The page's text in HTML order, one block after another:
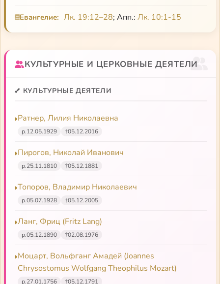
Лилия Ратнер. Библейское богословие красоты в
трудах Оливье Клемана
Душеполезные чтения о Пасхе (радиостанция
Душеполезные поучения
Старец-утешитель
Молитвенное правило
Евангелие: Лк. 19:12–28; Апп.: Лк. 10:1-15
КУЛЬТУРНЫЕ И ЦЕРКОВНЫЕ ДЕЯТЕЛИ
КУЛЬТУРНЫЕ ДЕЯТЕЛИ
Ратнер, Лилия Николаевна
р.12.05.1929 †05.12.2016
Пирогов, Николай Иванович
р.25.11.1810 †05.12.1881
Топоров, Владимир Николаевич
р.05.07.1928 †05.12.2005
Ланг, Фриц (Fritz Lang)
р.05.12.1890 †02.08.1976
Моцарт, Вольфганг Амадей (Joannes
Chrysostomus Wolfgang Theophilus Mozart)
р.27.01.1756 †05.12.1791